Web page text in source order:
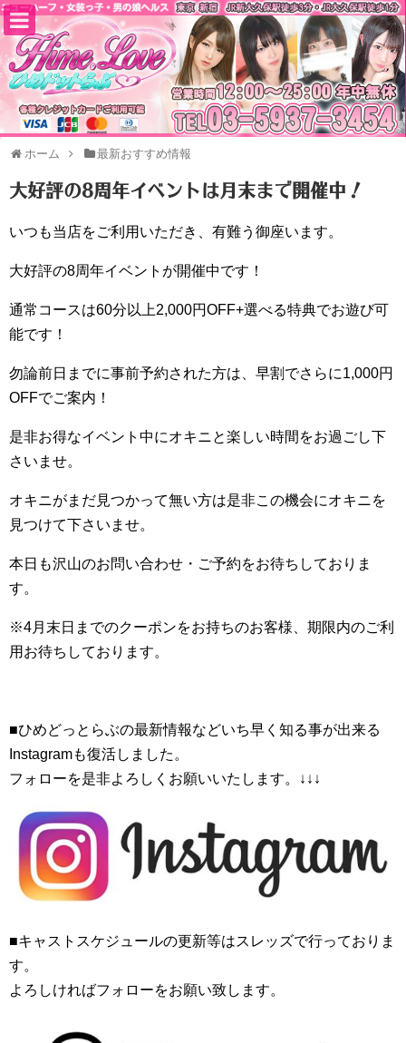
ホーム 最新おすすめ情報
大好評の8周年イベントは月末まで開催中！
いつも当店をご利用いただき、有難う御座います。
大好評の8周年イベントが開催中です！
通常コースは60分以上2,000円OFF+選べる特典でお遊び可
能です！
勿論前日までに事前予約された方は、早割でさらに1,000円
OFFでご案内！
是非お得なイベント中にオキニと楽しい時間をお過ごし下
さいませ。
オキニがまだ見つかって無い方は是非この機会にオキニを
見つけて下さいませ。
本日も沢山のお問い合わせ・ご予約をお待ちしておりま
す。
※4月末日までのクーポンをお持ちのお客様、期限内のご利
用お待ちしております。
■ひめどっとらぶの最新情報などいち早く知る事が出来る
Instagramも復活しました。
フォローを是非よろしくお願いいたします。↓↓↓
■キャストスケジュールの更新等はスレッズで行っておりま
す。
よろしければフォローをお願い致します。